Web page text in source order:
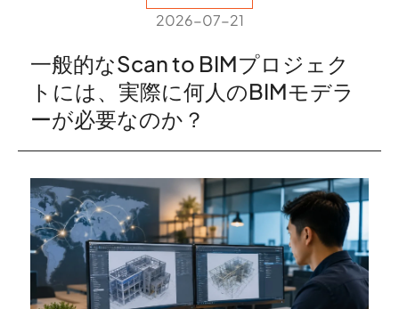
2026-07-21
一般的なScan to BIMプロジェク
トには、実際に何人のBIMモデラ
ーが必要なのか？